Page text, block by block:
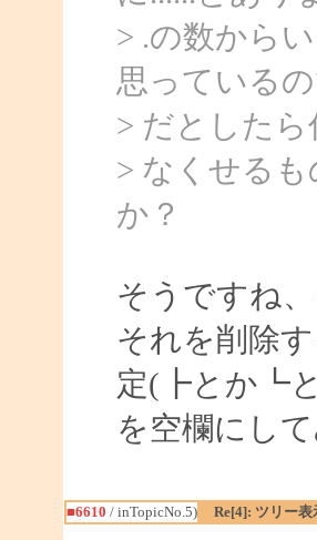
> .の数から
思っているの
> だとした
> なくせる
か？
そうですね
それを削除
定(┣とか┗
を空欄にし
■6610 / inTopicNo.5) Re[4]: ツリー